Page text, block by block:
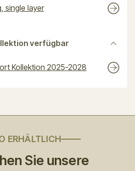
single layer
verfügbar
Kollektion 2025-2028
ERHÄLTLICH
Sie unsere